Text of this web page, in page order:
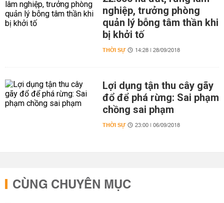
nghiệp, trưởng phòng
quản lý bỗng tâm thần khi
bị khởi tố
THỜI SỰ 14:28 | 28/09/2018
Lợi dụng tận thu cây gãy
đổ để phá rừng: Sai phạm
chồng sai phạm
THỜI SỰ 23:00 | 06/09/2018
CÙNG CHUYÊN MỤC